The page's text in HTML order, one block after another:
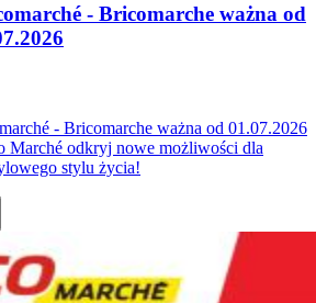
- Bricomarche ważna od
- Bricomarche ważna od 01.07.2026
Marché odkryj nowe możliwości dla
stylu życia!